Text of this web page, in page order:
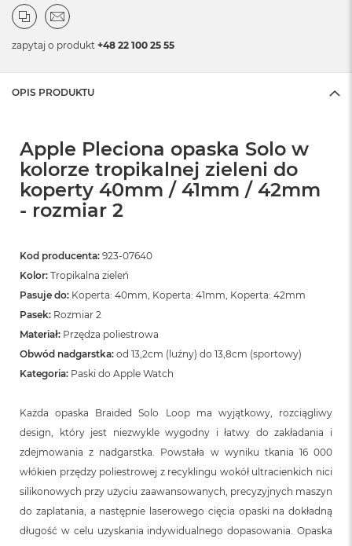
zapytaj o produkt +48 22 100 25 55
OPIS PRODUKTU
Apple Pleciona opaska Solo w
kolorze tropikalnej zieleni do
koperty 40mm / 41mm / 42mm
- rozmiar 2
Kod producenta: 923-07640
Kolor: Tropikalna zieleń
Pasuje do: Koperta: 40mm, Koperta: 41mm, Koperta: 42mm
Pasek: Rozmiar 2
Materiał: Przędza poliestrowa
Obwód nadgarstka: od 13,2cm (luźny) do 13,8cm (sportowy)
Kategoria: Paski do Apple Watch
Każda opaska Braided Solo Loop ma wyjątkowy, rozciągliwy
design, który jest niezwykle wygodny i łatwy do zakładania i
zdejmowania z nadgarstka. Powstała w wyniku tkania 16 000
włókien przędzy poliestrowej z recyklingu wokół ultracienkich nici
silikonowych przy użyciu zaawansowanych, precyzyjnych maszyn
do zaplatania, a następnie laserowego cięcia opaski na dokładną
długość w celu uzyskania indywidualnego dopasowania. Opaska